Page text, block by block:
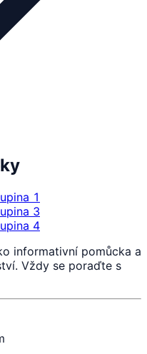
1
3
4
informativní pomůcka a
Vždy se poraďte s